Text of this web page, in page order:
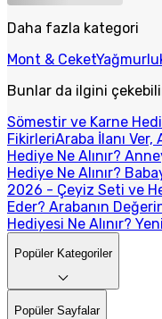
Daha fazla kategori
Mont & Ceket
Bunlar da ilgini
Sömestir ve Karne
FikirleriAraba İlanı Ver,
Hediye Ne Alınır?
Hediye Ne Alınır?
2026 - Çeyiz Seti ve
Eder? Arabanın
Hediyesi Ne Alınır?
Popüler Kategoriler
Popüler Sayfalar